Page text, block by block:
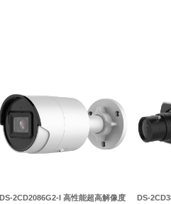
DS-2CD2086G2-I 高性能超高解像度
DS-